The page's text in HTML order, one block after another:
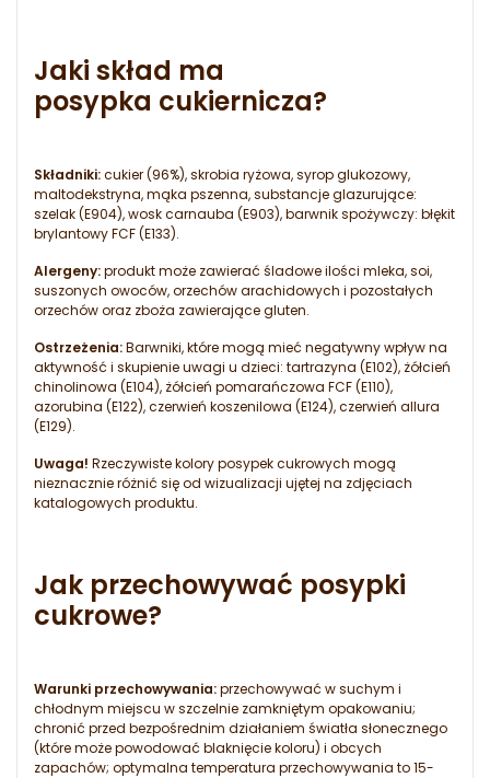
Jaki skład ma
posypka cukiernicza?
Składniki:cukier (96%), skrobia ryżowa, syrop glukozowy,
maltodekstryna, mąka pszenna, substancje glazurujące:
szelak (E904), wosk carnauba (E903), barwnik spożywczy: błękit
brylantowy FCF (E133).
Alergeny:produkt może zawierać śladowe ilości mleka, soi,
suszonych owoców, orzechów arachidowych i pozostałych
orzechów oraz zboża zawierające gluten.
Ostrzeżenia:Barwniki, które mogą mieć negatywny wpływ na
aktywność i skupienie uwagi u dzieci: tartrazyna (E102), żółcień
chinolinowa (E104), żółcień pomarańczowa FCF (E110),
azorubina (E122), czerwień koszenilowa (E124), czerwień allura
(E129).
Uwaga! Rzeczywiste kolory posypek cukrowych mogą
nieznacznie różnić się od wizualizacji ujętej na zdjęciach
katalogowych produktu.
Jak przechowywać posypki
cukrowe?
Warunki przechowywania:przechowywać w suchym i
chłodnym miejscu w szczelnie zamkniętym opakowaniu;
chronić przed bezpośrednim działaniem światła słonecznego
(które może powodować blaknięcie koloru) i obcych
zapachów; optymalna temperatura przechowywania to 15-